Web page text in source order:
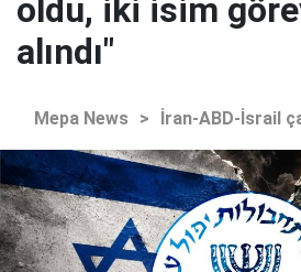
oldu, iki isim
alındı"
Mepa News > İran-ABD-İsrail